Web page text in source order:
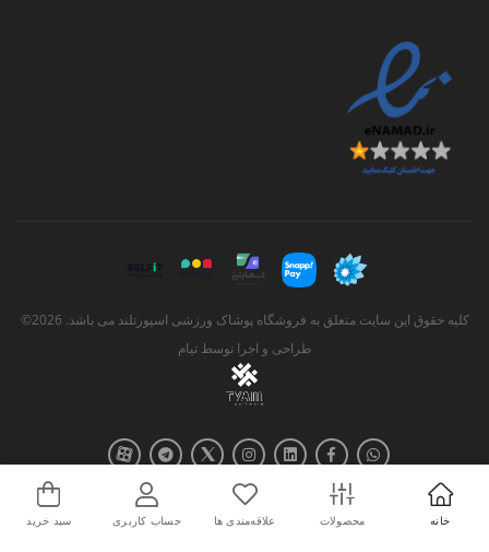
کلیه حقوق این سایت متعلق به فروشگاه پوشاک ورزشی اسپورتلند می باشد. 2026©
طراحی و اجرا توسطتیام
خانه محصولات علاقه‌مندی ها حساب کاربری سبد خرید